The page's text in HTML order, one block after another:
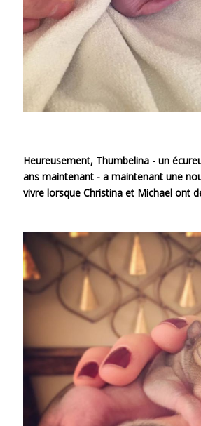
Heureusement, Thumbelina - un
ans maintenant - a maintenant une
vivre lorsque Christina et Michael ont